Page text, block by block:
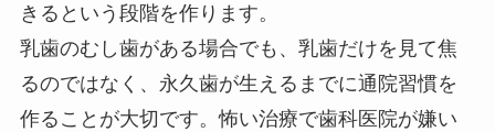
きるという段階を作ります。
乳歯のむし歯がある場合でも、乳歯だけを見て焦
るのではなく、永久歯が生えるまでに通院習慣を
作ることが大切です。怖い治療で歯科医院が嫌い